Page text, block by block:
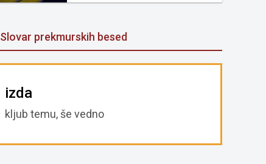
Slovar prekmurskih besed
izda
kljub temu, še vedno